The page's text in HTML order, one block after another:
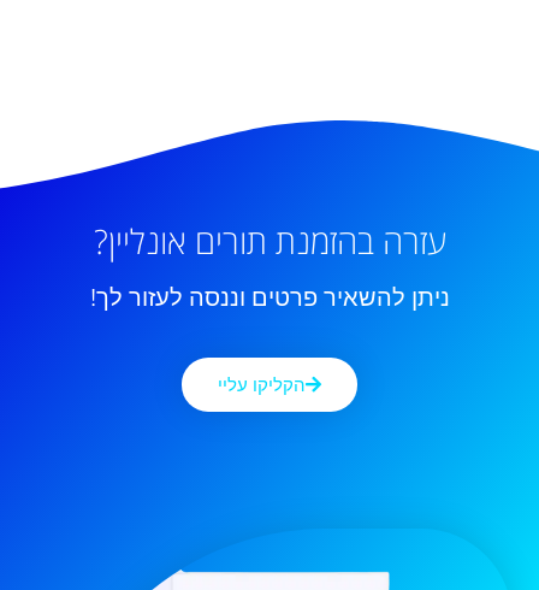
עזרה בהזמנת תורים אונליין?
ניתן להשאיר פרטים וננסה לעזור לך!
הקליקו עליי